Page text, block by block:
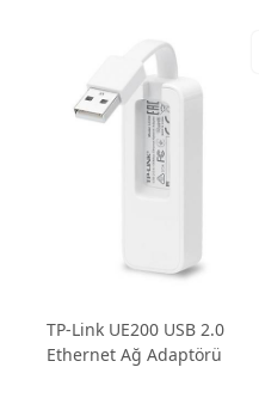
TP-Link UE200 USB 2.0
Ethernet Ağ Adaptörü